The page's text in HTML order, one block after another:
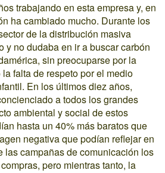
trabajando en esta empresa y, en
ha cambiado mucho. Durante los
de la distribución masiva
y no dudaba en ir a buscar carbón
sin preocuparse por la
falta de respeto por el medio
En los últimos diez años,
a todos los grandes
ambiental y social de estos
hasta un 40% más baratos que
negativa que podían reflejar en
las campañas de comunicación los
pero mientras tanto, la